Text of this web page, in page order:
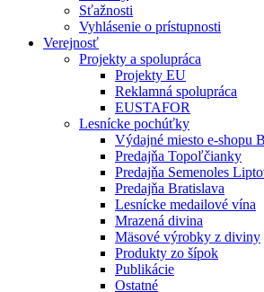
Sťažnosti
Vyhlásenie o prístupnosti
Verejnosť
Projekty a spolupráca
Projekty EU
Reklamná spolupráca
EUSTAFOR
Lesnícke pochúťky
Výdajné miesto e-shopu
Predajňa Topoľčianky
Predajňa Semenoles
Predajňa Bratislava
Lesnícke medailové vína
Mrazená divina
Mäsové výrobky z diviny
Produkty zo šípok
Publikácie
Ostatné